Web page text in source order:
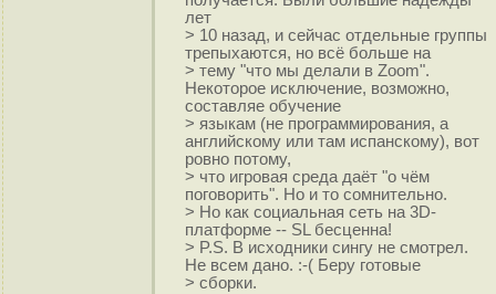
лет
> 10 назад, и сейчас отдельные группы
трепыхаются, но всё больше на
> тему "что мы делали в Zoom".
Некоторое исключение, возможно,
составляе обучение
> языкам (не программирования, а
английскому или там испанскому), вот
ровно потому,
> что игровая среда даёт "о чём
поговорить". Но и то сомнительно.
> Но как социальная сеть на 3D-
платформе -- SL бесценна!
> P.S. В исходники сингу не смотрел.
Не всем дано. :-( Беру готовые
> сборки.